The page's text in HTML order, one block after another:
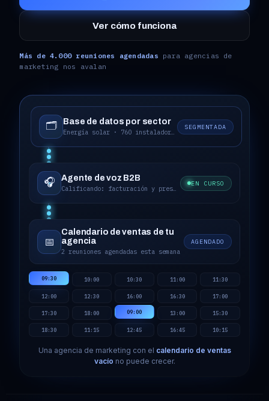
Ver cómo funciona
Más de 4.000 reuniones agendadas para agencias de
marketing nos avalan
🗂️ Base de datos por sector
Energía solar · 760 instaladoras
SEGMENTADA
🎧 Agente de voz B2B
Confirmando que es el decisor
EN CURSO
📅
Calendario de ventas de tu
agencia
2 reuniones agendadas esta semana
AGENDADO
09:30 10:00 10:30 11:00 11:30
12:00 12:30 16:00 16:30 17:00
17:30 18:00 09:00 13:00 15:30
18:30 11:15 12:45 16:45 10:15
Una agencia de marketing con el calendario de ventas
vacío no puede crecer.